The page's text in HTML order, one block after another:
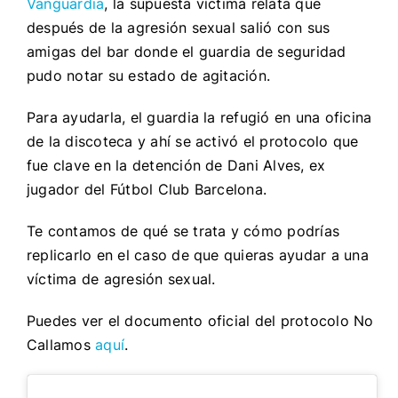
después de la agresión sexual salió con sus
amigas del bar donde el guardia de seguridad
pudo notar su estado de agitación.
Para ayudarla, el guardia la refugió en una oficina
de la discoteca y ahí se activó el protocolo que
fue clave en la detención de Dani Alves, ex
jugador del Fútbol Club Barcelona.
Te contamos de qué se trata y cómo podrías
replicarlo en el caso de que quieras ayudar a una
víctima de agresión sexual.
Puedes ver el documento oficial del protocolo No
Callamosaquí.